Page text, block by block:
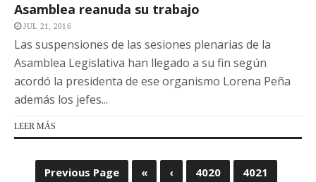
Asamblea reanuda su trabajo
JUL 21, 2016
Las suspensiones de las sesiones plenarias de la
Asamblea Legislativa han llegado a su fin según
acordó la presidenta de ese organismo Lorena Peña
además los jefes...
LEER MÁS
Previous Page « ‹ 4020
4021